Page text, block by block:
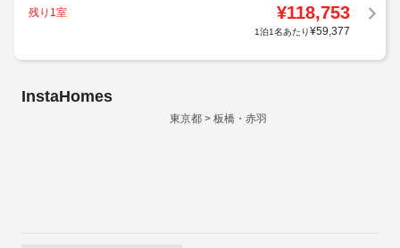
残り1室
¥118,753
1泊1名あたり¥59,377
InstaHomes
東京都 > 板橋・赤羽